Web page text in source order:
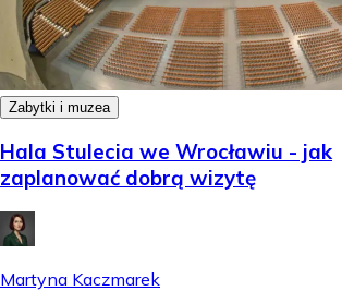
Zabytki i muzea
Hala Stulecia we Wrocławiu - jak
zaplanować dobrą wizytę
Martyna Kaczmarek